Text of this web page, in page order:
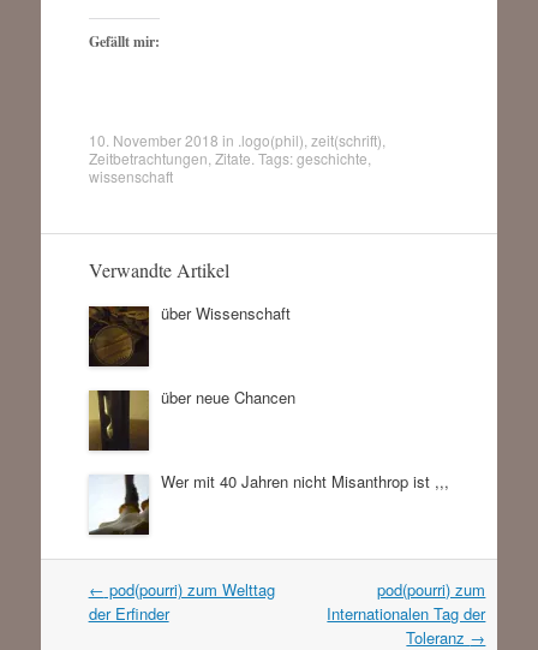
Gefällt mir:
10. November 2018 in .logo(phil) zeit(schrift)
Zeitbetrachtungen Zitate . Tags:geschichte
wissenschaft
Verwandte Artikel
über Wissenschaft
über neue Chancen
Wer mit 40 Jahren nicht Misanthrop ist ,,,
Artikel
Navigation
← pod(pourri) zum Welttag
der Erfinder
pod(pourri) zum
Internationalen Tag der
Toleranz →